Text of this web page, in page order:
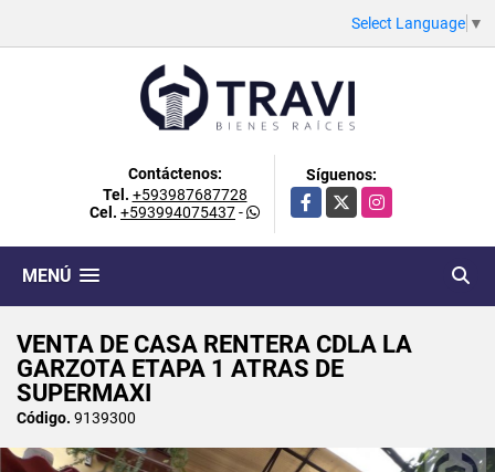
Select Language ▼
Contáctenos:
Tel. +593987687728
Cel. +593994075437-
Síguenos:
Facebook
X Instagram
MENÚ
VENTA DE CASA RENTERA CDLA LA
GARZOTA ETAPA 1 ATRAS DE
SUPERMAXI
Código. 9139300